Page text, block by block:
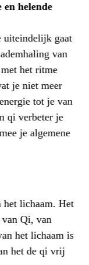
helende
uiteindelijk gaat
van
het ritme
je niet meer
tot je van
qi verbeter je
je algemene
het lichaam. Het
van Qi, van
het lichaam is
het de qi vrij